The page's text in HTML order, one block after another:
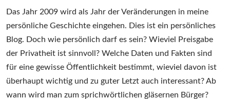
der
Veränderungen
Das Jahr 2009 wird als Jahr der Veränderungen in meine
persönliche Geschichte eingehen. Dies ist ein persönliches
Blog. Doch wie persönlich darf es sein? Wieviel Preisgabe
der Privatheit ist sinnvoll? Welche Daten und Fakten sind
für eine gewisse Öffentlichkeit bestimmt, wieviel davon ist
überhaupt wichtig und zu guter Letzt auch interessant? Ab
wann wird man zum sprichwörtlichen gläsernen Bürger?